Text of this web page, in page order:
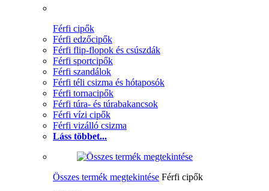
Férfi cipők
Férfi edzőcipők
Férfi flip-flopok és csúszdák
Férfi sportcipők
Férfi szandálok
Férfi téli csizma és hótaposók
Férfi tornacipők
Férfi túra- és túrabakancsok
Férfi vízi cipők
Férfi vizálló csizma
Láss többet...
Összes termék megtekintése Férfi cipők